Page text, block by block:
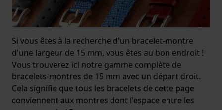
Si vous êtes à la recherche d'un bracelet-montre
d'une largeur de 15 mm, vous êtes au bon endroit !
Vous trouverez ici notre gamme complète de
bracelets-montres de 15 mm avec un départ droit.
Cela signifie que tous les bracelets de cette page
conviennent aux montres dont l'espace entre les